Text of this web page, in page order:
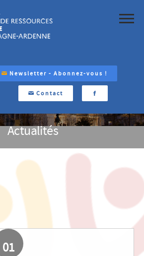
Newsletter - Abonnez-vous !
Contact
Actualités
01